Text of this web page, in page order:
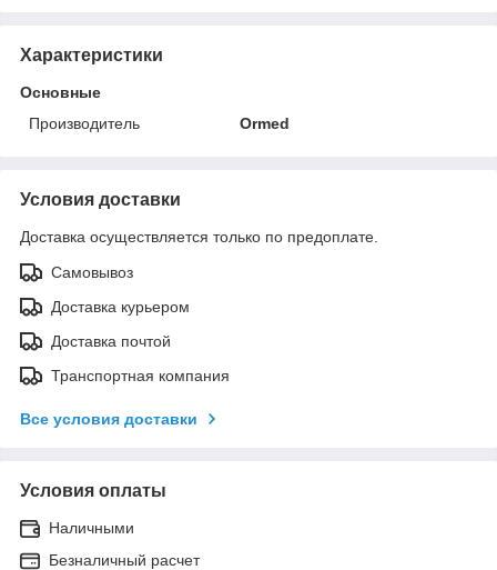
Характеристики
Основные
Производитель
Ormed
Условия доставки
Доставка осуществляется только по предоплате.
Самовывоз
Доставка курьером
Доставка почтой
Транспортная компания
Все условия доставки
Условия оплаты
Наличными
Безналичный расчет